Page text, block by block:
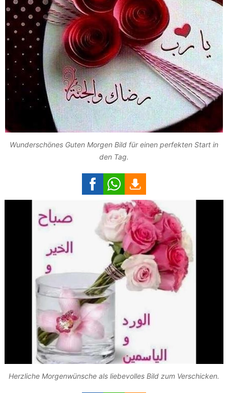
Wunderschönes Guten Morgen Bild für einen perfekten Start in
den Tag.
Herzliche Morgenwünsche als liebevolles Bild zum Verschicken.